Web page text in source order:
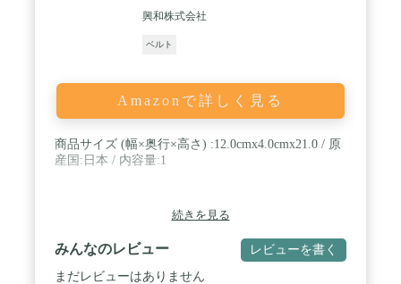
興和株式会社
ベルト
Amazonで詳しく見る
商品サイズ (幅×奥行×高さ) :12.0cmx4.0cmx21.0 / 原
産国:日本 / 内容量:1
続きを見る
みんなのレビュー レビューを書く
まだレビューはありません